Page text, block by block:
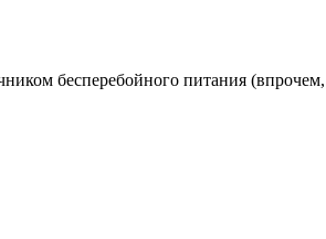
бесперебойного питания